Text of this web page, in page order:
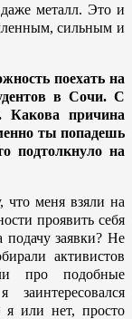
металл. Это и
сильным и
поехать на
в Сочи. С
Какова причина
ты попадешь
подтолкнуло на
что меня взяли на
проявить себя
заявки? Не
активистов
про подобные
или нет, просто